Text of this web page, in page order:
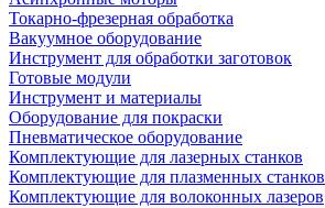
Токарно-фрезерная обработка
Вакуумное оборудование
Инструмент для обработки заготовок
Готовые модули
Инструмент и материалы
Оборудование для покраски
Пневматическое оборудование
Комплектующие для лазерных станков
Комплектующие для плазменных станков
Комплектующие для волоконных лазеров